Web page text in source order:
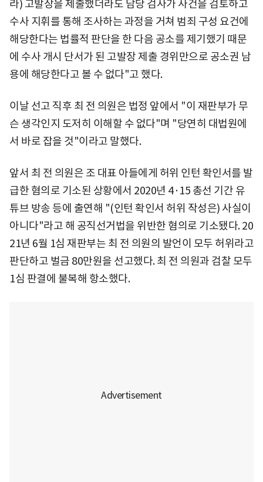
라) 고발장을 제출했더라도 담당 검사가 사건을 검토하고
수사 지휘를 통해 조사하는 과정을 거쳐 범죄 구성 요건에
해당한다는 법률적 판단을 한 다음 공소를 제기했기 때문
에 수사 개시 단서가 된 고발장 제출 경위만으로 공소권 남
용에 해당한다고 볼 수 없다"고 했다.
이날 선고 직후 최 전 의원은 법정 앞에서 "이 재판부가 무
슨 생각인지 도저히 이해할 수 없다"며 "당연히 대법원에
서 바로 잡을 것"이라고 말했다.
앞서 최 전 의원은 조 대표 아들에게 허위 인턴 확인서를 발
급한 혐의로 기소된 상황에서 2020년 4·15 총선 기간 유
튜브 방송 등에 출연해 "(인턴 확인서 허위 작성은) 사실이
아니다"라고 해 공직선거법을 위반한 혐의로 기소됐다. 20
21년 6월 1심 재판부는 최 전 의원의 발언이 모두 허위라고
판단하고 벌금 80만원을 선고했다. 최 전 의원과 검찰 모두
1심 판결에 불복해 항소했다.